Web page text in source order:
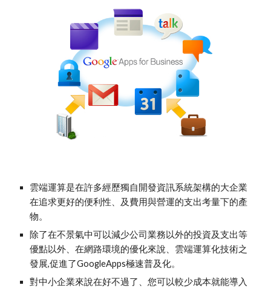
雲端運算是在許多經歷獨自開發資訊系統架構的大企業
在追求更好的便利性、及費用與營運的支出考量下的產
物。
除了在不景氣中可以減少公司業務以外的投資及支出等
優點以外、在網路環境的優化來說、雲端運算化技術之
發展,促進了GoogleApps極速普及化。
對中小企業來說在好不過了、您可以較少成本就能導入